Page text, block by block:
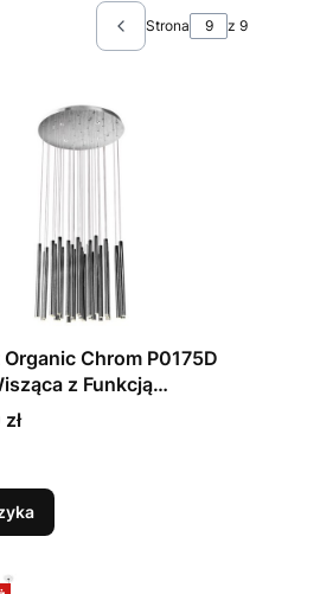
Poprzednie produkty
Strona z 9
Chrom P0175D
z Funkcją
Światła